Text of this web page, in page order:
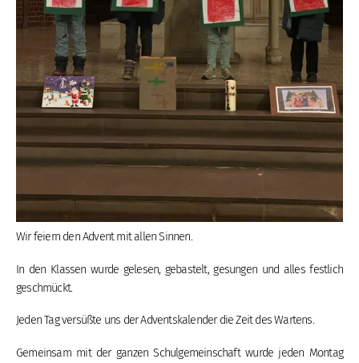
Wir feiern den Advent mit allen Sinnen.
In den Klassen wurde gelesen, gebastelt, gesungen und alles festlich
geschmückt.
Jeden Tag versüßte uns der Adventskalender die Zeit des Wartens.
Gemeinsam mit der ganzen Schulgemeinschaft wurde jeden Montag